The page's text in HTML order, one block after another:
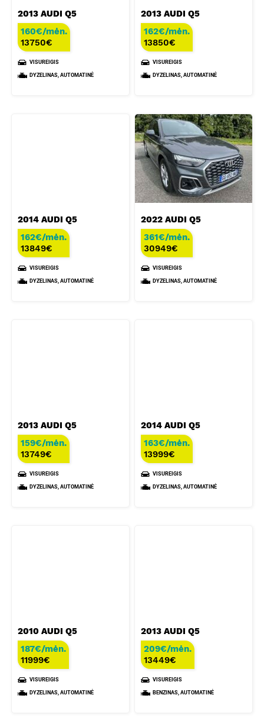
2013 AUDI Q5
160€/mėn.
13750€
VISUREIGIS
DYZELINAS, AUTOMATINĖ
2013 AUDI Q5
162€/mėn.
13850€
VISUREIGIS
DYZELINAS, AUTOMATINĖ
2014 AUDI Q5
162€/mėn.
13849€
VISUREIGIS
DYZELINAS, AUTOMATINĖ
2022 AUDI Q5
361€/mėn.
30949€
VISUREIGIS
DYZELINAS, AUTOMATINĖ
2013 AUDI Q5
159€/mėn.
13749€
VISUREIGIS
DYZELINAS, AUTOMATINĖ
2014 AUDI Q5
163€/mėn.
13999€
VISUREIGIS
DYZELINAS, AUTOMATINĖ
2010 AUDI Q5
187€/mėn.
11999€
VISUREIGIS
DYZELINAS, AUTOMATINĖ
2013 AUDI Q5
209€/mėn.
13449€
VISUREIGIS
BENZINAS, AUTOMATINĖ